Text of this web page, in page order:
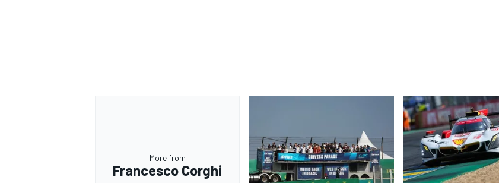
More from
Francesco Corghi